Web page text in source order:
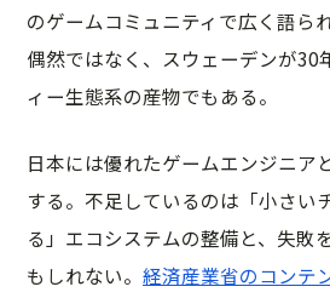
のゲームコミュニティで広く語ら
偶然ではなく、スウェーデンが30
ィー生態系の産物でもある。
日本には優れたゲームエンジニア
する。不足しているのは「小さい
る」エコシステムの整備と、失敗
もしれない。 経済産業省のコンテ